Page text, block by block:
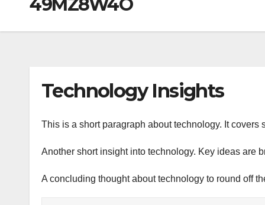
49MZ8W4O
Technology Insights
This is a short paragraph about technology. It covers
Another short insight into technology. Key ideas are
A concluding thought about technology to round off
m